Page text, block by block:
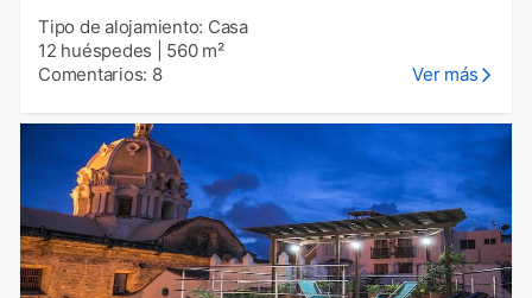
Tipo de alojamiento: Casa
12 huéspedes
560 m²
Comentarios: 8
Ver más